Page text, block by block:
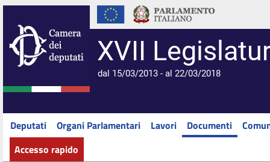
XVII
dal 15/03/2013 - al 22/03/2018
Deputati Organi Parlamentari Lavori Documenti
Accesso rapido